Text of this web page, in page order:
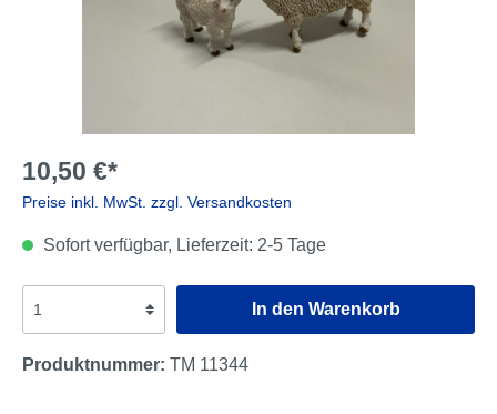
10,50 €*
Preise inkl. MwSt. zzgl. Versandkosten
Sofort verfügbar, Lieferzeit: 2-5 Tage
In den Warenkorb
Produktnummer: TM 11344